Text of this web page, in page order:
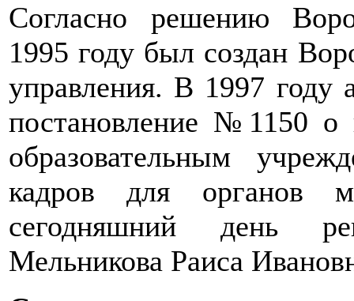
Согласно решению
1995 году был создан
управления. В 1997 году
постановление №1150 о
образовательным
кадров для органов
сегодняшний день
Мельникова Раиса